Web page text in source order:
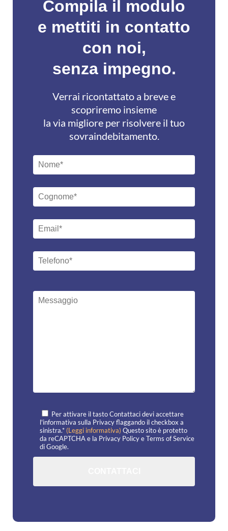
Compila il modulo
e mettiti in contatto
con noi,
senza impegno.
Verrai ricontattato a breve e
scopriremo insieme
la via migliore per risolvere il tuo
sovraindebitamento.
Per attivare il tasto Contattaci devi accettare
l'informativa sulla Privacy flaggando il checkbox a
sinistra.* (Leggi informativa) Questo sito è protetto
da reCAPTCHA e la Privacy PolicyeTerms of Service
di Google.